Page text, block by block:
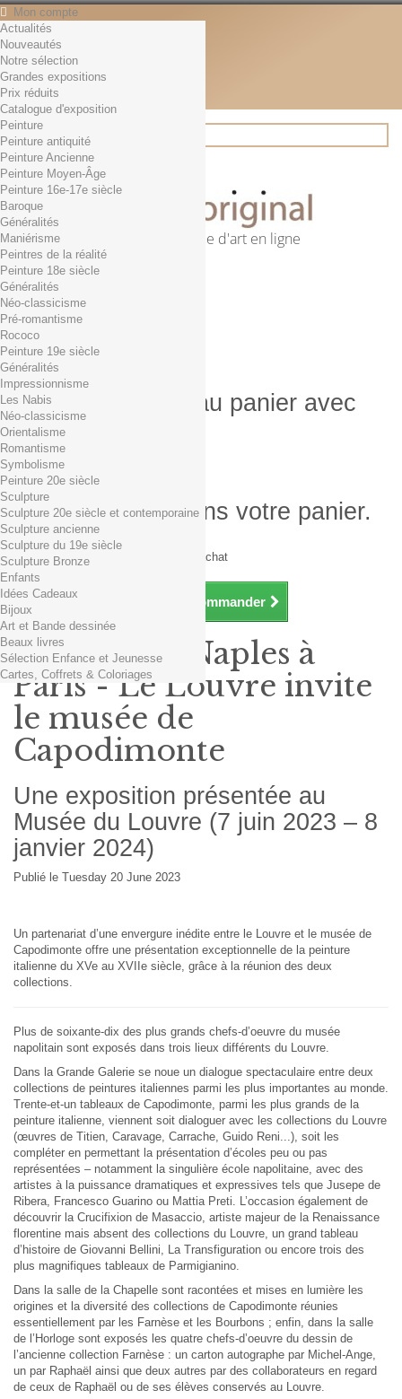
Mon compte
Contact
Français
English
Français
Actualités
Rechercher
Première librairie d'art en ligne
Panier (vide)
Aucun produit
0,01€ dès 29€ d'achat
0,00 € Total
Commander
Produit ajouté au panier avec
succès
Quantité
Total
Il y a 1 produit dans votre panier.
Total produits TTC
Frais de port TTC
0,01€ dès 29€ d'achat
Total TTC
Continuer mes achats Commander
Actualités
Nouveautés
Notre sélection
Grandes expositions
Prix réduits
Catalogue d'exposition
Peinture
Peinture antiquité
Peinture Ancienne
Peinture Moyen-Âge
Peinture 16e-17e siècle
Baroque
Généralités
Maniérisme
Peintres de la réalité
Peinture 18e siècle
Généralités
Néo-classicisme
Pré-romantisme
Rococo
Peinture 19e siècle
Généralités
Impressionnisme
Les Nabis
Néo-classicisme
Orientalisme
Romantisme
Symbolisme
Peinture 20e siècle
Sculpture
Sculpture 20e siècle et contemporaine
Sculpture ancienne
Sculpture du 19e siècle
Sculpture Bronze
Enfants
Idées Cadeaux
Bijoux
Art et Bande dessinée
Beaux livres
Sélection Enfance et Jeunesse
Cartes, Coffrets & Coloriages
Exposition Naples à
Paris - Le Louvre invite
le musée de
Capodimonte
Une exposition présentée au
Musée du Louvre (7 juin 2023 – 8
janvier 2024)
Publié le Tuesday 20 June 2023
Un partenariat d’une envergure inédite entre le Louvre et le musée de
Capodimonte offre une présentation exceptionnelle de la peinture
italienne du XVe au XVIIe siècle, grâce à la réunion des deux
collections.
Plus de soixante-dix des plus grands chefs-d’oeuvre du musée
napolitain sont exposés dans trois lieux différents du Louvre.
Dans la Grande Galerie se noue un dialogue spectaculaire entre deux
collections de peintures italiennes parmi les plus importantes au monde.
Trente-et-un tableaux de Capodimonte, parmi les plus grands de la
peinture italienne, viennent soit dialoguer avec les collections du Louvre
(œuvres de Titien, Caravage, Carrache, Guido Reni...), soit les
compléter en permettant la présentation d’écoles peu ou pas
représentées – notamment la singulière école napolitaine, avec des
artistes à la puissance dramatiques et expressives tels que Jusepe de
Ribera, Francesco Guarino ou Mattia Preti. L’occasion également de
découvrir la Crucifixion de Masaccio, artiste majeur de la Renaissance
florentine mais absent des collections du Louvre, un grand tableau
d’histoire de Giovanni Bellini, La Transfiguration ou encore trois des
plus magnifiques tableaux de Parmigianino.
Dans la salle de la Chapelle sont racontées et mises en lumière les
origines et la diversité des collections de Capodimonte réunies
essentiellement par les Farnèse et les Bourbons ; enfin, dans la salle
de l’Horloge sont exposés les quatre chefs-d’oeuvre du dessin de
l’ancienne collection Farnèse : un carton autographe par Michel-Ange,
un par Raphaël ainsi que deux autres par des collaborateurs en regard
de ceux de Raphaël ou de ses élèves conservés au Louvre.